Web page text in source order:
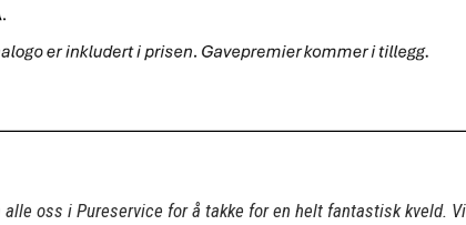
alle oss i Pureservice for å takke for en helt fantastisk kveld.